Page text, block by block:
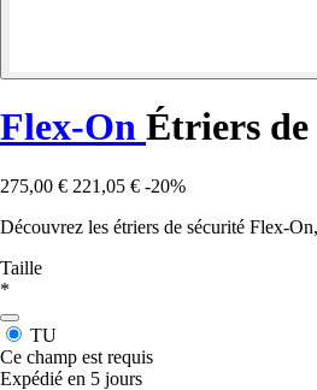
Flex-On Étriers
275,00 € 221,05 € -20%
Découvrez les étriers de sécurité Flex-
Taille
*
TU
Ce champ est requis
Expédié en 5 jours